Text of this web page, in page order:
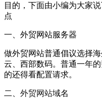
目的，下面由小编为大家
点
一、外贸网站服务器
做外贸网站普通倡议选择
云、西部数码。普通一年
的还得看配置请求。
二、 外贸网站域名